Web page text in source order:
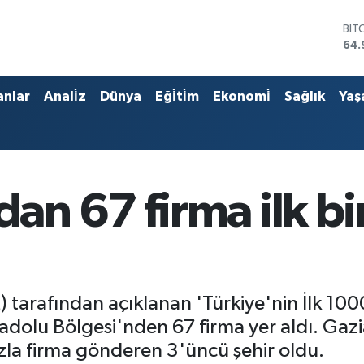
Anali̇z Dünya Eği̇ti̇m Ekonomi̇ Sağlık
67 firma ilk
tarafından açıklanan 'Türkiye'nin İlk
Bölgesi'nden 67 firma yer aldı.
firma gönderen 3'üncü şehir oldu.